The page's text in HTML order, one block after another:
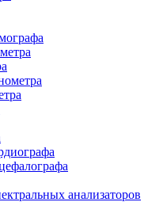
анализаторов